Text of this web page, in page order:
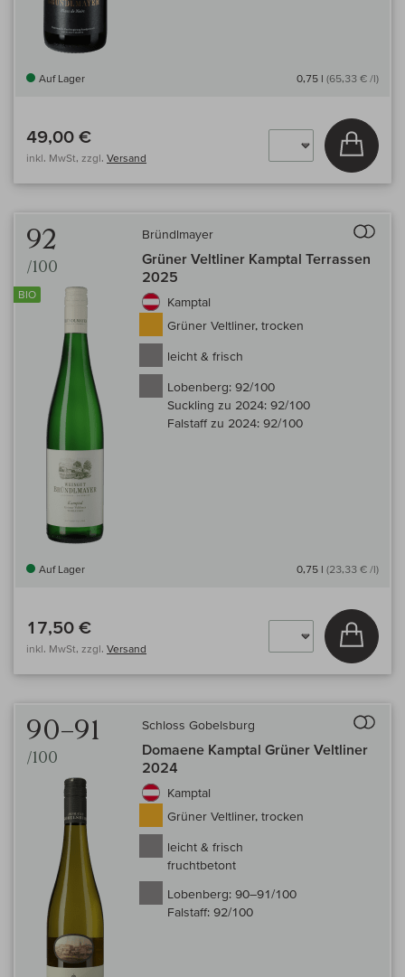
Auf Lager 0,75 l (65,33 € /l)
49,00 €
inkl. MwSt, zzgl. Versand
In
92
/100
BIO
Bründlmayer
Grüner Veltliner Kamptal Terrassen
2025
Kamptal
Grüner Veltliner, trocken
leicht & frisch
Lobenberg: 92/100
Suckling zu 2024: 92/100
Falstaff zu 2024: 92/100
Auf Lager 0,75 l (23,33 € /l)
17,50 €
inkl. MwSt, zzgl. Versand
In
90–91
/100
Schloss Gobelsburg
Domaene Kamptal Grüner Veltliner
2024
Kamptal
Grüner Veltliner, trocken
leicht & frisch
fruchtbetont
Lobenberg: 90–91/100
Falstaff: 92/100